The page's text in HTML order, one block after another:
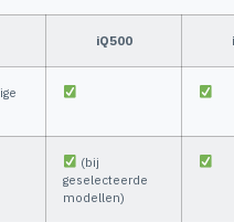
iQ500
(bij
geselecteerde
modellen)